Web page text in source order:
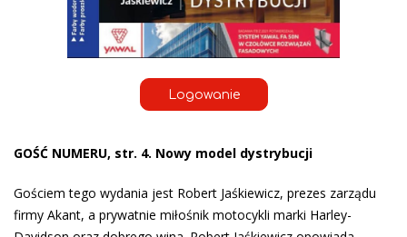
Logowanie
GOŚĆ NUMERU, str. 4. Nowy model dystrybucji
Gościem tego wydania jest Robert Jaśkiewicz, prezes zarządu
firmy Akant, a prywatnie miłośnik motocykli marki Harley-